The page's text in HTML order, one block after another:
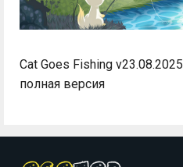
Cat Goes Fishing v23.08.2025
полная версия